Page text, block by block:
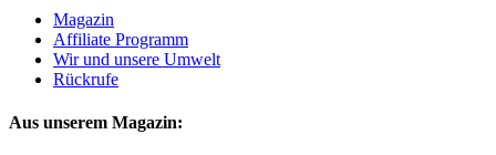
Magazin
Affiliate Programm
Wir und unsere Umwelt
Rückrufe
Aus unserem Magazin: